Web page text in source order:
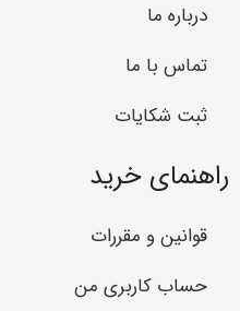
درباره ما
تماس با ما
ثبت شکایات
راهنمای خرید
قوانین و مقررات
حساب کاربری من